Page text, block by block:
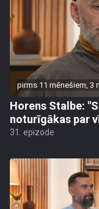
pirms 11 mēnešiem, 3
Horens Stalbe:
noturīgākas par
31. epizode